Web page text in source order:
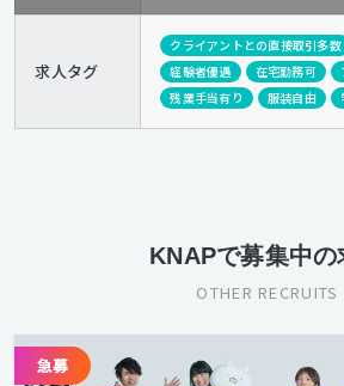
求人タグ
クライアントとの直接取引多数
経験者優遇
在宅勤務可
残業手当有り
服装自由
KNAPで募集中の
OTHER RECRUITS